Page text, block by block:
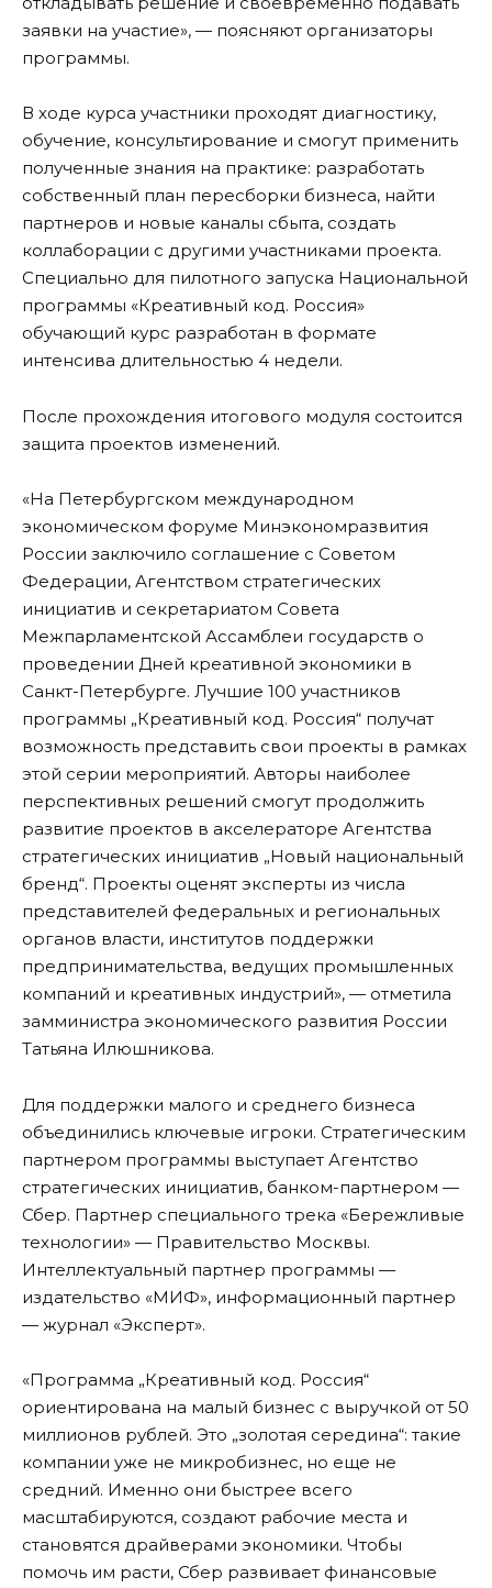
заявки на участие», — поясняют организаторы
программы.
В ходе курса участники проходят диагностику,
обучение, консультирование и смогут применить
полученные знания на практике: разработать
собственный план пересборки бизнеса, найти
партнеров и новые каналы сбыта, создать
коллаборации с другими участниками проекта.
Специально для пилотного запуска Национальной
программы «Креативный код. Россия»
обучающий курс разработан в формате
интенсива длительностью 4 недели.
После прохождения итогового модуля состоится
защита проектов изменений.
«На Петербургском международном
экономическом форуме Минэкономразвития
России заключило соглашение с Советом
Федерации, Агентством стратегических
инициатив и секретариатом Совета
Межпарламентской Ассамблеи государств о
проведении Дней креативной экономики в
Санкт-Петербурге. Лучшие 100 участников
программы „Креативный код. Россия“ получат
возможность представить свои проекты в рамках
этой серии мероприятий. Авторы наиболее
перспективных решений смогут продолжить
развитие проектов в акселераторе Агентства
стратегических инициатив „Новый национальный
бренд“. Проекты оценят эксперты из числа
представителей федеральных и региональных
органов власти, институтов поддержки
предпринимательства, ведущих промышленных
компаний и креативных индустрий», — отметила
замминистра экономического развития России
Татьяна Илюшникова.
Для поддержки малого и среднего бизнеса
объединились ключевые игроки. Стратегическим
партнером программы выступает Агентство
стратегических инициатив, банком-партнером —
Сбер. Партнер специального трека «Бережливые
технологии» — Правительство Москвы.
Интеллектуальный партнер программы —
издательство «МИФ», информационный партнер
— журнал «Эксперт».
«Программа „Креативный код. Россия“
ориентирована на малый бизнес с выручкой от 50
миллионов рублей. Это „золотая середина“: такие
компании уже не микробизнес, но еще не
средний. Именно они быстрее всего
масштабируются, создают рабочие места и
становятся драйверами экономики. Чтобы
помочь им расти, Сбер развивает финансовые